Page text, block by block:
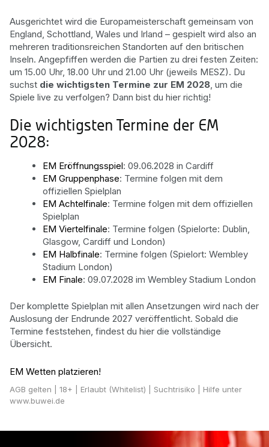
Ausgerichtet wird die Europameisterschaft gemeinsam von
England, Schottland, Wales und Irland – gespielt wird also an
mehreren traditionsreichen Standorten auf den britischen
Inseln. Angepfiffen werden die Partien zu drei festen Zeiten:
um 15.00 Uhr, 18.00 Uhr und 21.00 Uhr (jeweils MESZ). Du
suchst die wichtigsten Termine zur EM 2028 , um die
Spiele live zu verfolgen? Dann bist du hier richtig!
Die wichtigsten Termine der EM
2028:
EM Eröffnungsspiel: 09.06.2028 in Cardiff
EM Gruppenphase: Termine folgen mit dem
offiziellen Spielplan
EM Achtelfinale: Termine folgen mit dem offiziellen
Spielplan
EM Viertelfinale: Termine folgen (Spielorte: Dublin,
Glasgow, Cardiff und London)
EM Halbfinale: Termine folgen (Spielort: Wembley
Stadium London)
EM Finale: 09.07.2028 im Wembley Stadium London
Der komplette Spielplan mit allen Ansetzungen wird nach der
Auslosung der Endrunde 2027 veröffentlicht. Sobald die
Termine feststehen, findest du hier die vollständige
Übersicht.
EM Wetten platzieren!
AGB gelten | 18+ | Erlaubt (Whitelist) | Suchtrisiko | Hilfe unter
www.buwei.de